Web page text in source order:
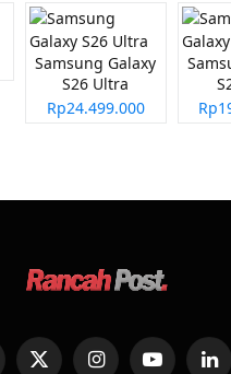
Samsung Galaxy
S26 Ultra
Rp24.499.000
X InstagramYouTube